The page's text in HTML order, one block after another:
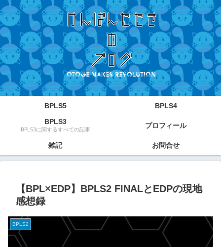
BPLS5
BPLS4
BPLS3
BPLS3に関するすべての記事 プロフィール
雑記 お問合せ
【BPL×EDP】BPLS2 FINALとEDPの現地
感想録
BPLS2